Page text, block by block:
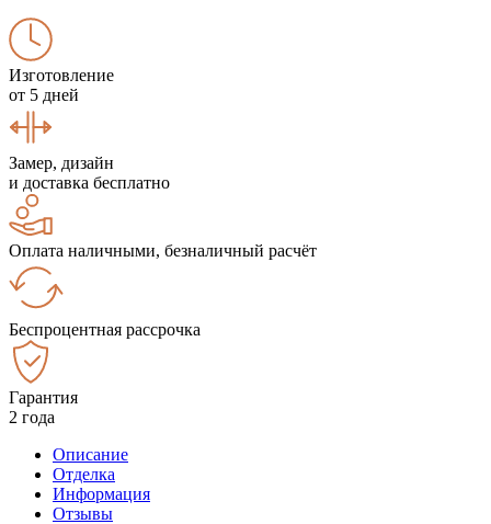
Изготовление
от 5 дней
Замер, дизайн
и доставка бесплатно
Оплата наличными, безналичный расчёт
Беспроцентная рассрочка
Гарантия
2 года
Описание
Отделка
Информация
Отзывы